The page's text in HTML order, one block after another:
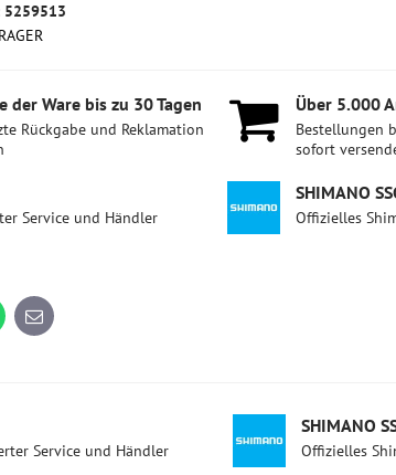
5259513
der Ware bis zu 30 Tagen
Rückgabe und Reklamation
Über 5​.000
Bestellungen
sofort
Service und Händler
SHIMANO
Offizielles
E-
mail
Service und Händler
SHIMANO
Offizielles